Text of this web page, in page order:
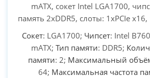
mATX, сокет Intel LGA1700,
память 2xDDR5, слоты: 1xPCIe
Сокет: LGA1700; Чипсет: Intel
mATX; Тип памяти: DDR5;
памяти: 2; Максимальный
64; Максимальная частота